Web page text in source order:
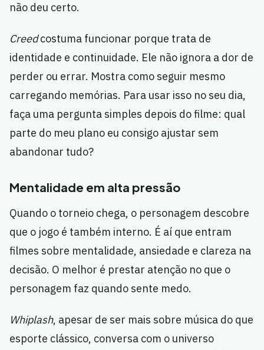
não deu certo.
Creedcostuma funcionar porque trata de
identidade e continuidade. Ele não ignora a dor de
perder ou errar. Mostra como seguir mesmo
carregando memórias. Para usar isso no seu dia,
faça uma pergunta simples depois do filme: qual
parte do meu plano eu consigo ajustar sem
abandonar tudo?
Mentalidade em alta pressão
Quando o torneio chega, o personagem descobre
que o jogo é também interno. É aí que entram
filmes sobre mentalidade, ansiedade e clareza na
decisão. O melhor é prestar atenção no que o
personagem faz quando sente medo.
Whiplash, apesar de ser mais sobre música do que
esporte clássico, conversa com o universo